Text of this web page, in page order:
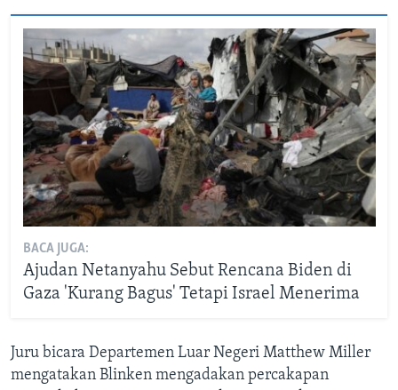
BACA JUGA:
Ajudan Netanyahu Sebut Rencana Biden di
Gaza 'Kurang Bagus' Tetapi Israel Menerima
Juru bicara Departemen Luar Negeri Matthew Miller
mengatakan Blinken mengadakan percakapan